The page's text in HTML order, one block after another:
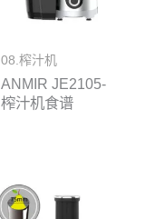
08.榨汁机
ANMIR JE2105-
榨汁机食谱